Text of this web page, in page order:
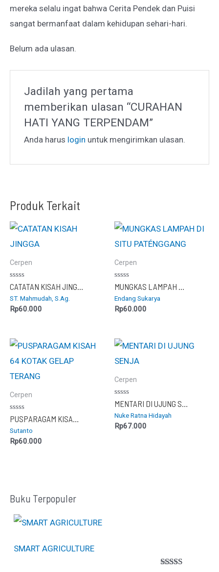
mereka selalu ingat bahwa Cerita Pendek dan Puisi
sangat bermanfaat dalam kehidupan sehari-hari.
Belum ada ulasan.
Jadilah yang pertama
memberikan ulasan “CURAHAN
HATI YANG TERPENDAM”
Anda harus login untuk mengirimkan ulasan.
Produk Terkait
Cerpen
Dinilai
0
dari
5
ST. Mahmudah, S.Ag.
Rp60.000
Cerpen
Dinilai
0
dari
5
Endang Sukarya
Rp60.000
Cerpen
Dinilai
0
dari
5
Sutanto
Rp60.000
Cerpen
Dinilai
0
dari
5
Nuke Ratna Hidayah
Rp67.000
Buku Terpopuler
SMART AGRICULTURE